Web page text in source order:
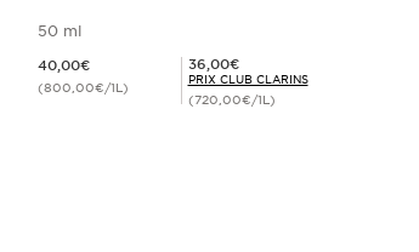
50 ml
40,00€
(800,00€/1L)
Prix Club Clarins 36,00€
36,00€
PRIX CLUB CLARINS
(720,00€/1L)